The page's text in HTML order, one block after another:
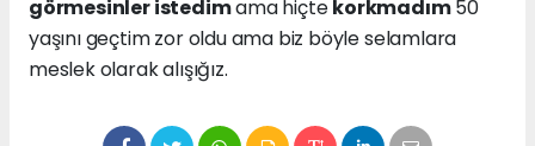
görmesinler istedimama hiçtekorkmadım50
yaşını geçtim zor oldu ama biz böyle selamlara
meslek olarak alışığız.